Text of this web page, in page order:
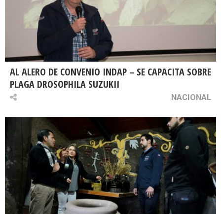
AL ALERO DE CONVENIO INDAP – SE CAPACITA SOBRE
PLAGA DROSOPHILA SUZUKII
NACIONAL